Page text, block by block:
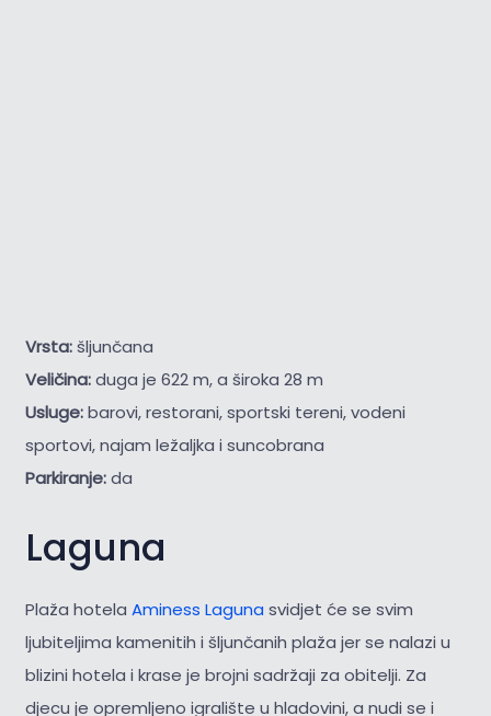
Vrsta:šljunčana
Veličina:duga je 622 m, a široka 28 m
Usluge:barovi, restorani, sportski tereni, vodeni
sportovi, najam ležaljka i suncobrana
Parkiranje:da
Laguna
Plaža hotela Aminess Laguna svidjet će se svim
ljubiteljima kamenitih i šljunčanih plaža jer se nalazi u
blizini hotela i krase je brojni sadržaji za obitelji. Za
djecu je opremljeno igralište u hladovini, a nudi se i